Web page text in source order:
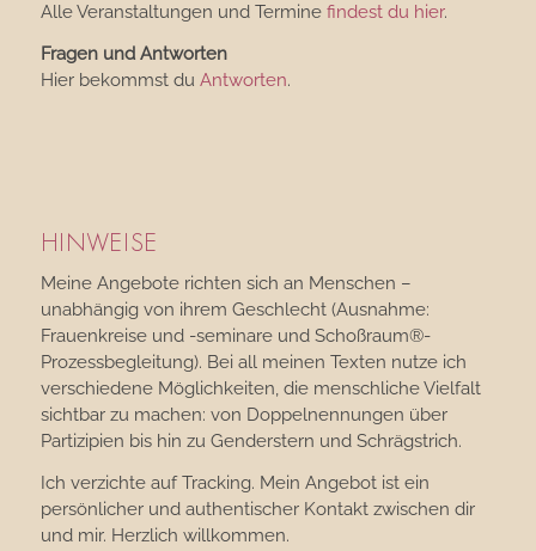
Alle Veranstaltungen und Termine findest du hier.
Fragen und Antworten
Hier bekommst du Antworten.
HINWEISE
Meine Angebote richten sich an Menschen –
unabhängig von ihrem Geschlecht (Ausnahme:
Frauenkreise und -seminare und Schoßraum®-
Prozessbegleitung). Bei all meinen Texten nutze ich
verschiedene Möglichkeiten, die menschliche Vielfalt
sichtbar zu machen: von Doppelnennungen über
Partizipien bis hin zu Genderstern und Schrägstrich.
Ich verzichte auf Tracking. Mein Angebot ist ein
persönlicher und authentischer Kontakt zwischen dir
und mir. Herzlich willkommen.